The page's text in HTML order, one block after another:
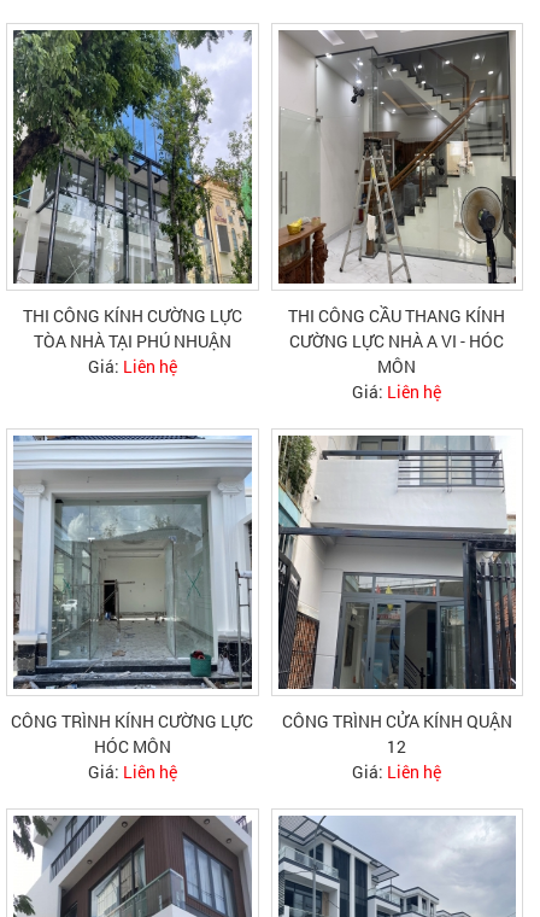
THI CÔNG KÍNH CƯỜNG LỰC
TÒA NHÀ TẠI PHÚ NHUẬN
Giá: Liên hệ
THI CÔNG CẦU THANG KÍNH
CƯỜNG LỰC NHÀ A VI - HÓC
MÔN
Giá: Liên hệ
CÔNG TRÌNH KÍNH CƯỜNG LỰC
HÓC MÔN
Giá: Liên hệ
CÔNG TRÌNH CỬA KÍNH QUẬN
12
Giá: Liên hệ